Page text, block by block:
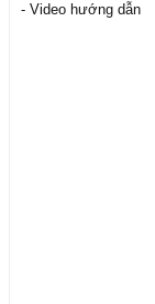
- Video hướng dẫn